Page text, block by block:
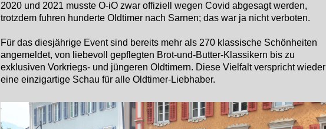
2020 und 2021 musste O-iO zwar offiziell wegen Covid abgesagt werden,
trotzdem fuhren hunderte Oldtimer nach Sarnen; das war ja nicht verboten.
Für das diesjährige Event sind bereits mehr als 270 klassische Schönheiten
angemeldet, von liebevoll gepflegten Brot-und-Butter-Klassikern bis zu
exklusiven Vorkriegs- und jüngeren Oldtimern. Diese Vielfalt verspricht wieder
eine einzigartige Schau für alle Oldtimer-Liebhaber.